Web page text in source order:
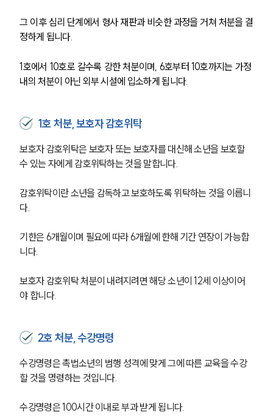
그 이후 심리 단계에서 형사 재판과 비슷한 과정을 거쳐 처분을 결
정하게 됩니다.
1호에서 10호로 갈수록 강한 처분이며, 6호부터 10호까지는 가정
내의 처분이 아닌 외부 시설에 입소하게 됩니다.
1호 처분, 보호자 감호위탁
보호자 감호위탁은 보호자 또는 보호자를 대신해 소년을 보호할
수 있는 자에게 감호위탁하는 것을 말합니다.
감호위탁이란 소년을 감독하고 보호하도록 위탁하는 것을 이릅니
다.
기한은 6개월이며 필요에 따라 6개월에 한해 기간 연장이 가능합
니다.
보호자 감호위탁 처분이 내려지려면 해당 소년이 12세 이상이어
야 합니다.
2호 처분, 수강명령
수강명령은 촉법소년의 범행 성격에 맞게 그에 따른 교육을 수강
할 것을 명령하는 것입니다.
수강명령은 100시간 이내로 부과 받게 됩니다.